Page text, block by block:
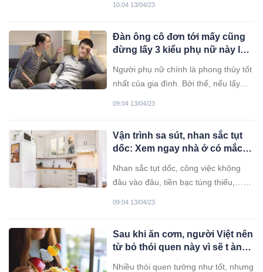
trời nắng, có nơi nắng nóng.
10:04 13/04/23
Đàn ông cô đơn tới mấy cũng
đừng lấy 3 kiểu phụ nữ này làm
Người phụ nữ chính là phong thủy tốt
nhất của gia đình. Bởi thế, nếu lấy
09:04 13/04/23
Vận trình sa sút, nhan sắc tụt
dốc: Xem ngay nhà ở có mắc 5
Nhan sắc tụt dốc, công việc không
đâu vào đâu, tiền bạc túng thiếu,…
không.
09:04 13/04/23
Sau khi ăn cơm, người Việt nên
từ bỏ thói quen này vì sẽ t àn
Nhiều thói quen tưởng như tốt, nhưng